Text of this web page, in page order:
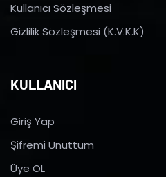
Kullanıcı Sözleşmesi
Gizlilik Sözleşmesi (K.V.K.K)
KULLANICI
Giriş Yap
Şifremi Unuttum
Üye OL